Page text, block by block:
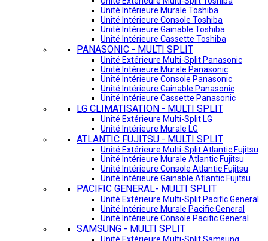
Unité Intérieure Murale Toshiba
Unité Intérieure Console Toshiba
Unité Intérieure Gainable Toshiba
Unité Intérieure Cassette Toshiba
PANASONIC - MULTI SPLIT
Unité Extérieure Multi-Split Panasonic
Unité Intérieure Murale Panasonic
Unité Intérieure Console Panasonic
Unité Intérieure Gainable Panasonic
Unité Intérieure Cassette Panasonic
LG CLIMATISATION - MULTI SPLIT
Unité Extérieure Multi-Split LG
Unité Intérieure Murale LG
ATLANTIC FUJITSU - MULTI SPLIT
Unité Extérieure Multi-Split Atlantic Fujitsu
Unité Intérieure Murale Atlantic Fujitsu
Unité Intérieure Console Atlantic Fujitsu
Unité Intérieure Gainable Atlantic Fujitsu
PACIFIC GENERAL- MULTI SPLIT
Unité Extérieure Multi-Split Pacific General
Unité Intérieure Murale Pacific General
Unité Intérieure Console Pacific General
SAMSUNG - MULTI SPLIT